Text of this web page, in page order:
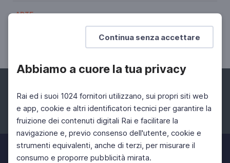
Continua senza accettare
Abbiamo a cuore la tua privacy
Rai ed i suoi 1024 fornitori utilizzano, sui propri siti web
e app, cookie e altri identificatori tecnici per garantire la
fruizione dei contenuti digitali Rai e facilitare la
navigazione e, previo consenso dell'utente, cookie e
strumenti equivalenti, anche di terzi, per misurare il
consumo e proporre pubblicità mirata.
ARTE
La seduzione delle ninfee
Facebook Instagram Twitter